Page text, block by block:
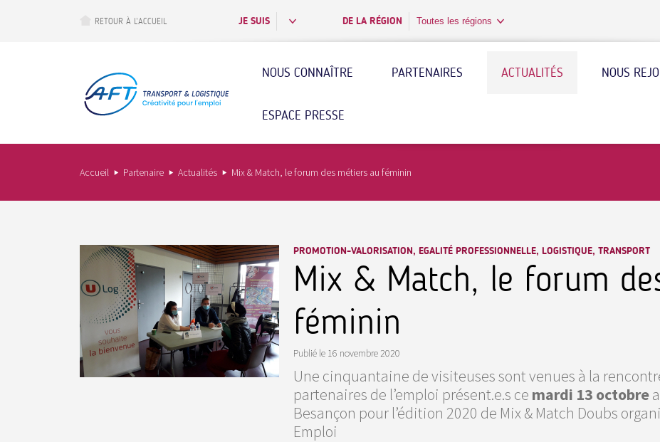
RETOUR À L’ACCUEIL JE SUIS DE LA RÉGION Toutes les régions
NOUS CONNAÎTRE PARTENAIRES ACTUALITÉS NOUS
ESPACE PRESSE
Accueil Partenaire Actualités Mix & Match, le forum des métiers au féminin
PROMOTION-VALORISATION, EGALITÉ PROFESSIONNELLE, LOGISTIQUE, TRANSPORT
Mix & Match, le forum
féminin
Publié le 16 novembre 2020
Une cinquantaine de visiteuses sont venues à la
partenaires de l’emploi présent.e.s ce mardi 13 octobre
Besançon pour l’édition 2020 de Mix & Match Doubs
Emploi